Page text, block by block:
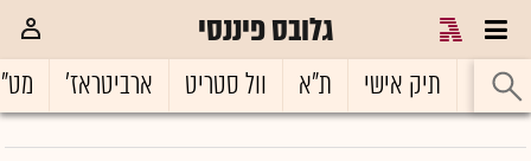
גלובס פיננסי
ראשי תיק אישי ת"א וול סטריט ארביטראז'